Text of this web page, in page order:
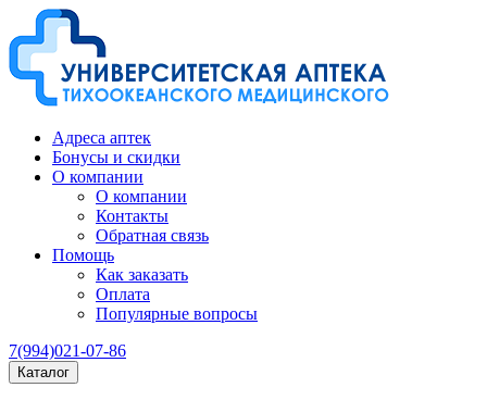
Адреса аптек
Бонусы и скидки
О компании
О компании
Контакты
Обратная связь
Помощь
Как заказать
Оплата
Популярные вопросы
7(994)021-07-86
Каталог